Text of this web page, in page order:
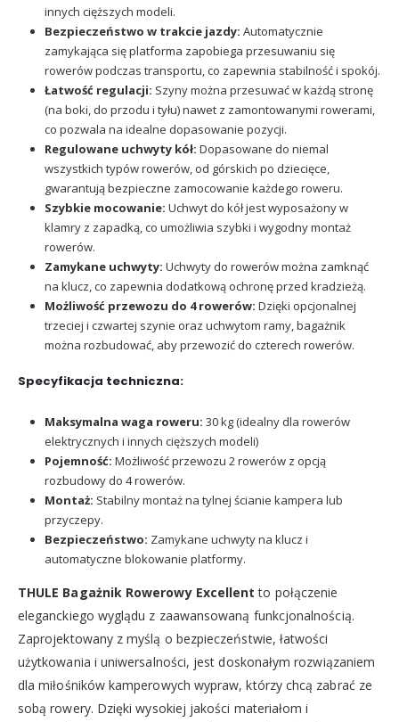
innych cięższych modeli.
Bezpieczeństwo w trakcie jazdy: Automatycznie
zamykająca się platforma zapobiega przesuwaniu się
rowerów podczas transportu, co zapewnia stabilność i spokój.
Łatwość regulacji: Szyny można przesuwać w każdą stronę
(na boki, do przodu i tyłu) nawet z zamontowanymi rowerami,
co pozwala na idealne dopasowanie pozycji.
Regulowane uchwyty kół: Dopasowane do niemal
wszystkich typów rowerów, od górskich po dziecięce,
gwarantują bezpieczne zamocowanie każdego roweru.
Szybkie mocowanie: Uchwyt do kół jest wyposażony w
klamry z zapadką, co umożliwia szybki i wygodny montaż
rowerów.
Zamykane uchwyty: Uchwyty do rowerów można zamknąć
na klucz, co zapewnia dodatkową ochronę przed kradzieżą.
Możliwość przewozu do 4 rowerów: Dzięki opcjonalnej
trzeciej i czwartej szynie oraz uchwytom ramy, bagażnik
można rozbudować, aby przewozić do czterech rowerów.
Specyfikacja techniczna:
Maksymalna waga roweru: 30 kg (idealny dla rowerów
elektrycznych i innych cięższych modeli)
Pojemność: Możliwość przewozu 2 rowerów z opcją
rozbudowy do 4 rowerów.
Montaż: Stabilny montaż na tylnej ścianie kampera lub
przyczepy.
Bezpieczeństwo: Zamykane uchwyty na klucz i
automatyczne blokowanie platformy.
THULE Bagażnik Rowerowy Excellent to połączenie
eleganckiego wyglądu z zaawansowaną funkcjonalnością.
Zaprojektowany z myślą o bezpieczeństwie, łatwości
użytkowania i uniwersalności, jest doskonałym rozwiązaniem
dla miłośników kamperowych wypraw, którzy chcą zabrać ze
sobą rowery. Dzięki wysokiej jakości materiałom i